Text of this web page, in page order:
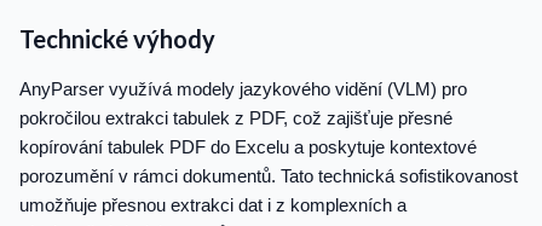
Technické výhody
AnyParser využívá modely jazykového vidění (VLM) pro
pokročilou extrakci tabulek z PDF, což zajišťuje přesné
kopírování tabulek PDF do Excelu a poskytuje kontextové
porozumění v rámci dokumentů. Tato technická sofistikovanost
umožňuje přesnou extrakci dat i z komplexních a